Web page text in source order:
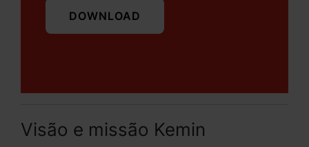
DOWNLOAD
Visão e missão Kemin